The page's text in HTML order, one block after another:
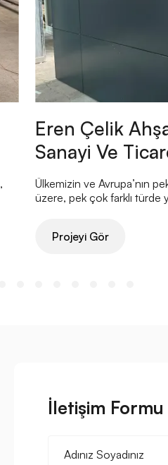
Eren Çelik
Sanayi Ve
Ülkemizin ve Avrupa’nın
üzere, pek çok farklı türde
Projeyi Gör
İletişim Formu
Adınız Soyadınız